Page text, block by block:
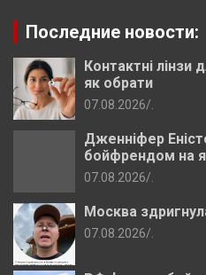
Последние новости:
Контактні лінзи
як обрати
07.08.2026
Дженніфер
бойфрендом на
07.08.2026
Москва
07.08.2026